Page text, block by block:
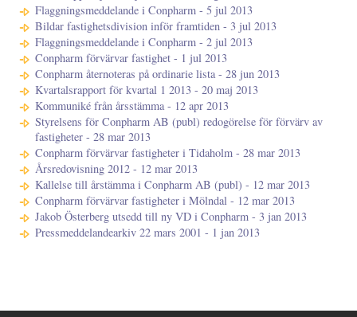
Flaggningsmeddelande i Conpharm - 5 jul 2013
Bildar fastighetsdivision inför framtiden - 3 jul 2013
Flaggningsmeddelande i Conpharm - 2 jul 2013
Conpharm förvärvar fastighet - 1 jul 2013
Conpharm åternoteras på ordinarie lista - 28 jun 2013
Kvartalsrapport för kvartal 1 2013 - 20 maj 2013
Kommuniké från årsstämma - 12 apr 2013
Styrelsens för Conpharm AB (publ) redogörelse för förvärv av
fastigheter - 28 mar 2013
Conpharm förvärvar fastigheter i Tidaholm - 28 mar 2013
Årsredovisning 2012 - 12 mar 2013
Kallelse till årstämma i Conpharm AB (publ) - 12 mar 2013
Conpharm förvärvar fastigheter i Mölndal - 12 mar 2013
Jakob Österberg utsedd till ny VD i Conpharm - 3 jan 2013
Pressmeddelandearkiv 22 mars 2001 - 1 jan 2013